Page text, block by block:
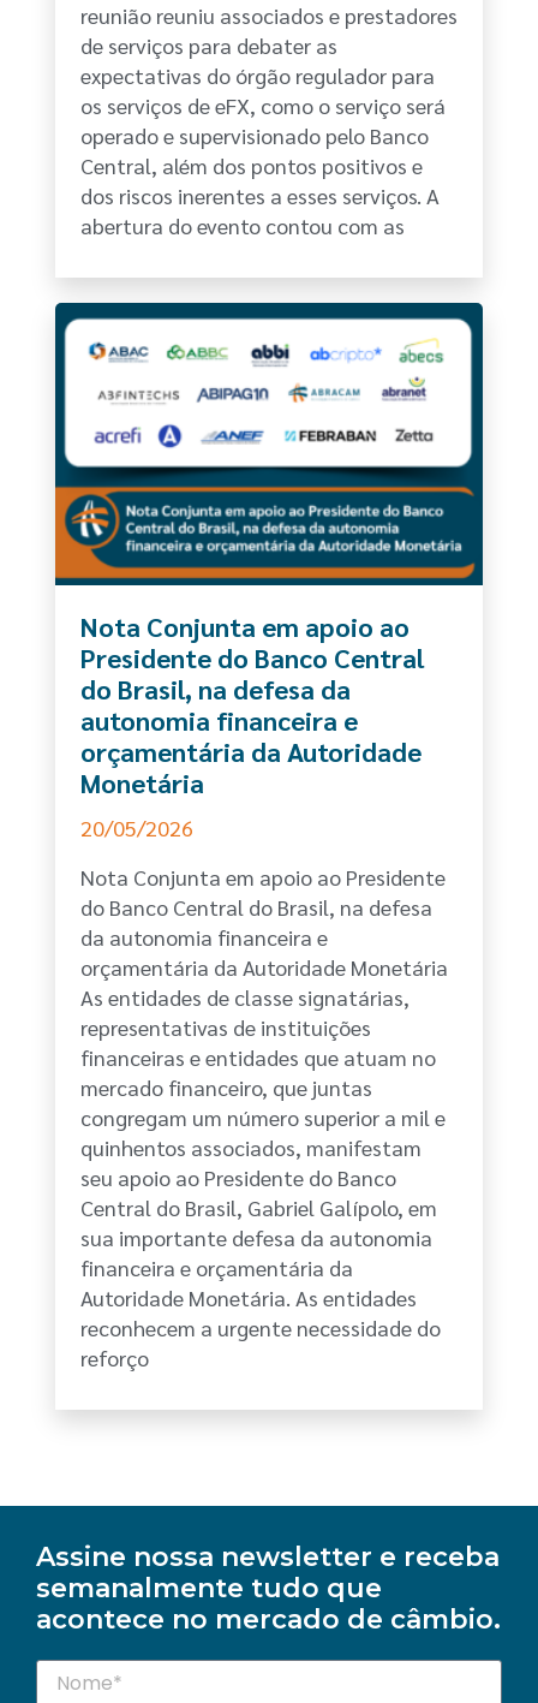
reunião reuniu associados e prestadores
de serviços para debater as
expectativas do órgão regulador para
os serviços de eFX, como o serviço será
operado e supervisionado pelo Banco
Central, além dos pontos positivos e
dos riscos inerentes a esses serviços. A
abertura do evento contou com as
Nota Conjunta em apoio ao
Presidente do Banco Central
do Brasil, na defesa da
autonomia financeira e
orçamentária da Autoridade
Monetária
20/05/2026
Nota Conjunta em apoio ao Presidente
do Banco Central do Brasil, na defesa
da autonomia financeira e
orçamentária da Autoridade Monetária
As entidades de classe signatárias,
representativas de instituições
financeiras e entidades que atuam no
mercado financeiro, que juntas
congregam um número superior a mil e
quinhentos associados, manifestam
seu apoio ao Presidente do Banco
Central do Brasil, Gabriel Galípolo, em
sua importante defesa da autonomia
financeira e orçamentária da
Autoridade Monetária. As entidades
reconhecem a urgente necessidade do
reforço
Assine nossa newsletter e receba
semanalmente tudo que
acontece no mercado de câmbio.